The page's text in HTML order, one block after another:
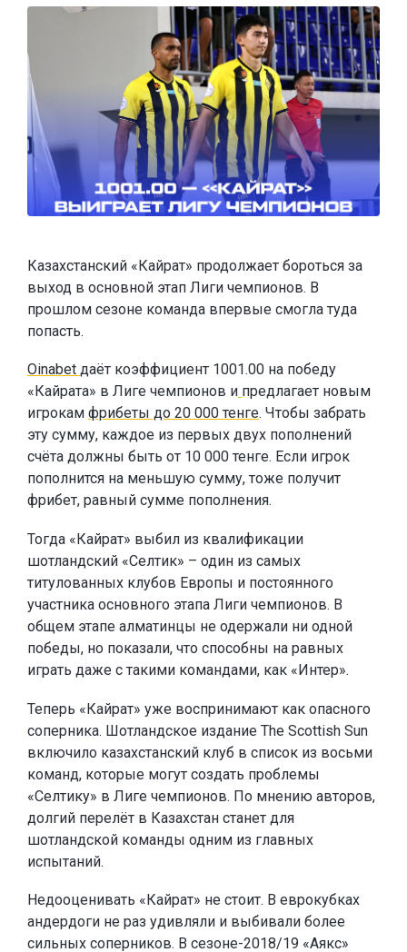
Казахстанский «Кайрат» продолжает бороться за
выход в основной этап Лиги чемпионов. В
прошлом сезоне команда впервые смогла туда
попасть.
Oinabet даёт коэффициент 1001.00 на победу
«Кайрата» в Лиге чемпионов и предлагает новым
игрокам фрибеты до 20 000 тенге. Чтобы забрать
эту сумму, каждое из первых двух пополнений
счёта должны быть от 10 000 тенге. Если игрок
пополнится на меньшую сумму, тоже получит
фрибет, равный сумме пополнения.
Тогда «Кайрат» выбил из квалификации
шотландский «Селтик» – один из самых
титулованных клубов Европы и постоянного
участника основного этапа Лиги чемпионов. В
общем этапе алматинцы не одержали ни одной
победы, но показали, что способны на равных
играть даже с такими командами, как «Интер».
Теперь «Кайрат» уже воспринимают как опасного
соперника. Шотландское издание The Scottish Sun
включило казахстанский клуб в список из восьми
команд, которые могут создать проблемы
«Селтику» в Лиге чемпионов. По мнению авторов,
долгий перелёт в Казахстан станет для
шотландской команды одним из главных
испытаний.
Недооценивать «Кайрат» не стоит. В еврокубках
андердоги не раз удивляли и выбивали более
сильных соперников. В сезоне-2018/19 «Аякс»